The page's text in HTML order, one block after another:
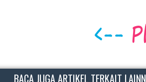
BACA JUGA ARTIKEL TERKAIT